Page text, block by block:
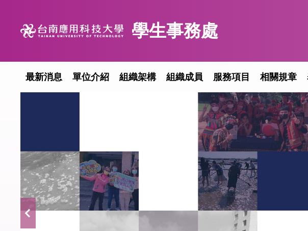
學生事務處
最新消息 單位介紹 組織架構 組織成員 服務項目 相關規章